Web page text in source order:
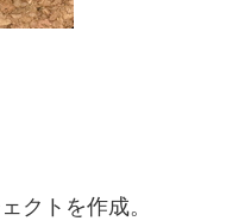
クトを作成。